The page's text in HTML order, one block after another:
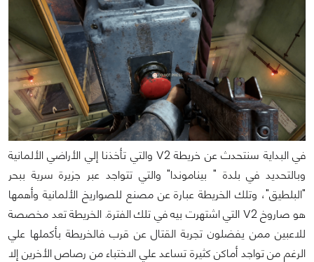
في البداية سنتحدث عن خريطة V2 والتي تأخذنا إلي الأراضي الألمانية
وبالتحديد في بلدة " بيناموندا" والتي تتواجد عبر جزيرة سرية ببحر
"البلطيق"، وتلك الخريطة عبارة عن مصنع للصواريخ الألمانية وأهمها
هو صاروخ V2 التي اشتهرت بيه في تلك الفترة. الخريطة تعد مخصصة
للاعبين ممن يفضلون تجربة القتال عن قرب فالخريطة بأكملها علي
الرغم من تواجد أماكن كثيرة تساعد علي الاختباء من رصاص الأخرين إلا